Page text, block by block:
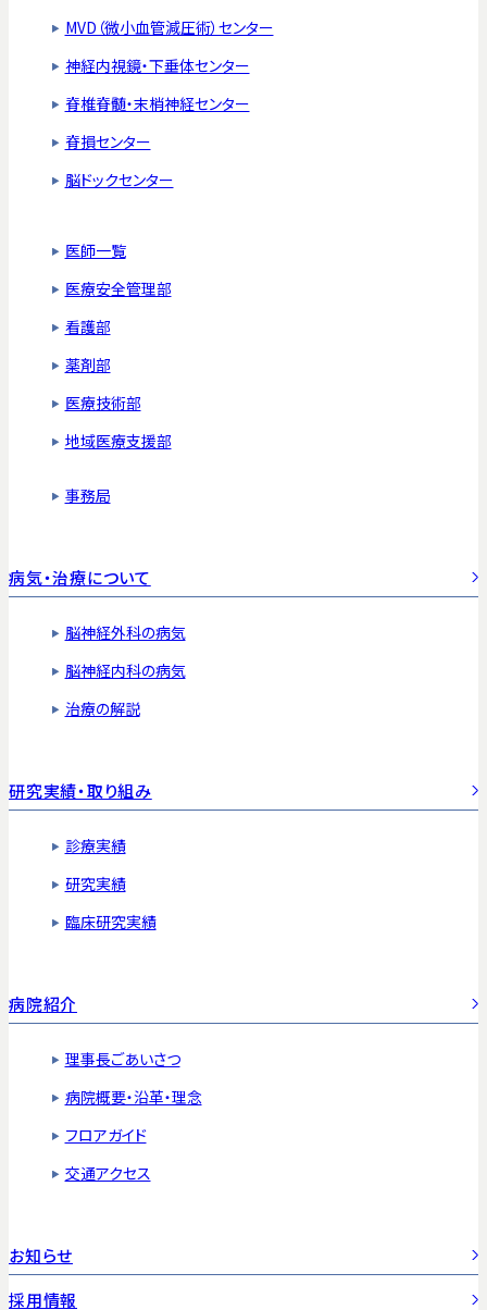
MVD（微小血管減圧術）センター
神経内視鏡・下垂体センター
脊椎脊髄・末梢神経センター
脊損センター
脳ドックセンター
医師一覧
医療安全管理部
看護部
薬剤部
医療技術部
地域医療支援部
事務局
病気・治療について
脳神経外科の病気
脳神経内科の病気
治療の解説
研究実績・取り組み
診療実績
研究実績
臨床研究実績
病院紹介
理事長ごあいさつ
病院概要・沿革・理念
フロアガイド
交通アクセス
お知らせ
採用情報